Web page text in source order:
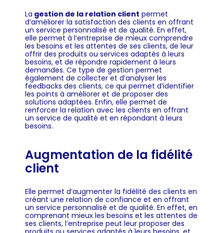
La gestion de la relation client permet
d’améliorer la satisfaction des clients en offrant
un service personnalisé et de qualité. En effet,
elle permet à l’entreprise de mieux comprendre
les besoins et les attentes de ses clients, de leur
offrir des produits ou services adaptés à leurs
besoins, et de répondre rapidement à leurs
demandes. Ce type de gestion permet
également de collecter et d’analyser les
feedbacks des clients, ce qui permet d’identifier
les points à améliorer et de proposer des
solutions adaptées. Enfin, elle permet de
renforcer la relation avec les clients en offrant
un service de qualité et en répondant à leurs
besoins.
Augmentation de la fidélité
client
Elle permet d’augmenter la fidélité des clients en
créant une relation de confiance et en offrant
un service personnalisé et de qualité. En effet, en
comprenant mieux les besoins et les attentes de
ses clients, l’entreprise peut leur proposer des